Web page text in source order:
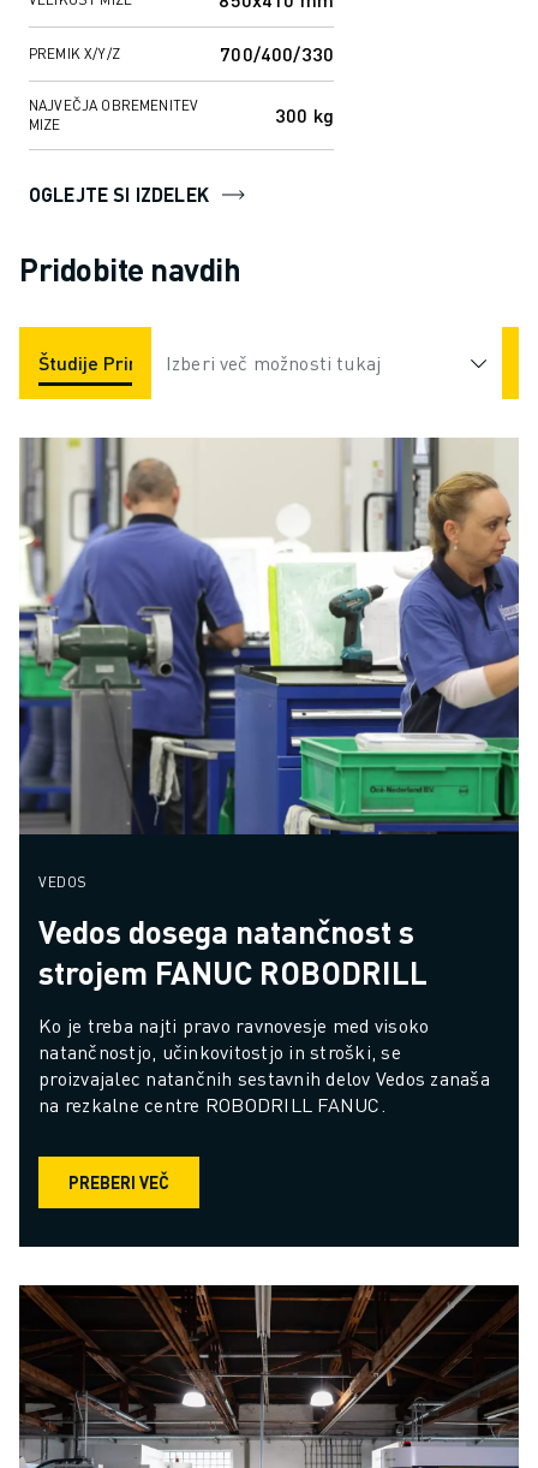
PREMIK X/Y/Z 700/400/330
NAJVEČJA OBREMENITEV
MIZE
300 kg
OGLEJTE SI IZDELEK
Pridobite navdih
Študije Primerov Aplikacije Industrije
Izberi več možnosti tukaj
VEDOS
Vedos dosega natančnost s
strojem FANUC ROBODRILL
Ko je treba najti pravo ravnovesje med visoko
natančnostjo, učinkovitostjo in stroški, se
proizvajalec natančnih sestavnih delov Vedos zanaša
na rezkalne centre ROBODRILL FANUC.
PREBERI VEČ